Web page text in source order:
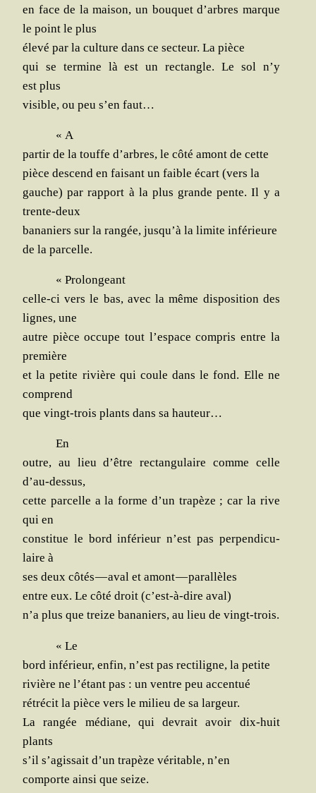
en face de la mai­son, un bou­quet d’arbres marque
le point le plus
éle­vé par la culture dans ce sec­teur. La pièce
qui se ter­mine là est un rec­tangle. Le sol n’y
est plus
visible, ou peu s’en faut…
« A
par­tir de la touffe d’arbres, le côté amont de cette
pièce des­cend en fai­sant un faible écart (vers la
gauche) par rap­port à la plus grande pente. Il y a
trente-deux
bana­niers sur la ran­gée, jusqu’à la limite inférieure
de la parcelle.
« Pro­lon­geant
celle-ci vers le bas, avec la même dis­po­si­tion des
lignes, une
autre pièce occupe tout l’espace com­pris entre la
première
et la petite rivière qui coule dans le fond. Elle ne
comprend
que vingt-trois plants dans sa hauteur…
En
outre, au lieu d’être rec­tan­gu­laire comme celle
d’au-dessus,
cette par­celle a la forme d’un tra­pèze ; car la rive
qui en
consti­tue le bord infé­rieur n’est pas per­pen­di­cu­
laire à
ses deux côtés — aval et amont — parallèles
entre eux. Le côté droit (c’est-à-dire aval)
n’a plus que treize bana­niers, au lieu de vingt-trois.
« Le
bord infé­rieur, enfin, n’est pas rec­ti­ligne, la petite
rivière ne l’étant pas : un ventre peu accentué
rétré­cit la pièce vers le milieu de sa largeur.
La ran­gée médiane, qui devrait avoir dix-huit
plants
s’il s’agissait d’un tra­pèze véri­table, n’en
com­porte ain­si que seize.